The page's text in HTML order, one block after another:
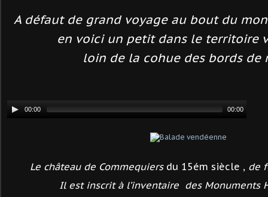
A défaut de grand voyage au bout du
en voici un petit dans le territoire
loin de la cohue des bords de
Le château de Commequiersdu 15ém siècle , de
Il est inscrit à l’inventaire des Monuments